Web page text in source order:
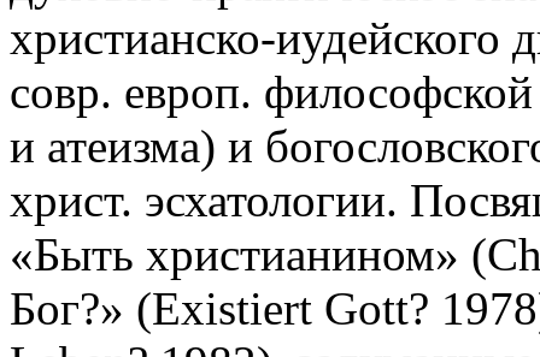
христианско-иудейского
совр. европ.
и атеизма) и
христ. эсхатологии.
«Быть христианином»
Бог?» (Existiert Gott?